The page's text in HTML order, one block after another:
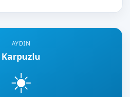
AYDIN
Karpuzlu
☀️